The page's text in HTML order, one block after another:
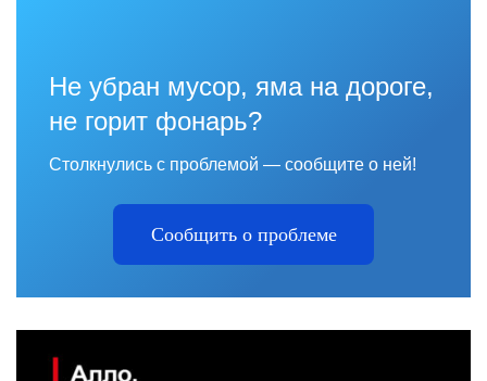
Не убран мусор, яма на дороге,
не горит фонарь?
Столкнулись с проблемой — сообщите о ней!
Сообщить о проблеме